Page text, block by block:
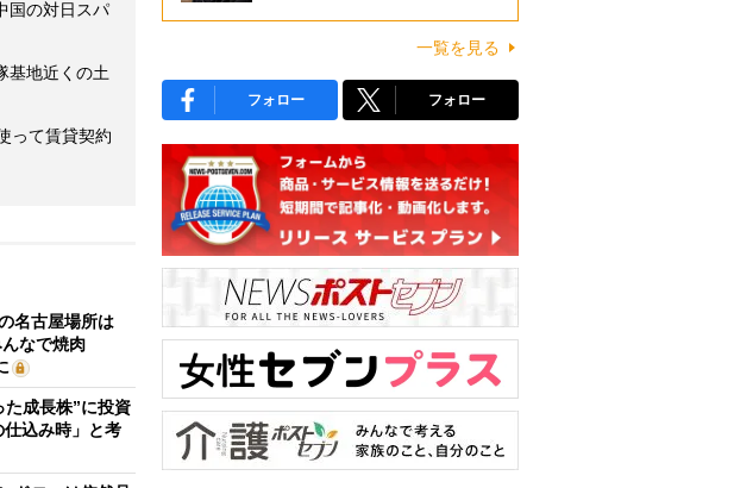
国の対日スパ
基地近くの土
って賃貸契約
名古屋場所は
なで焼肉
成長株”に投資
込み時」と考
一覧を見る
フォロー フォロー